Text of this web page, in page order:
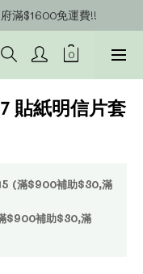
得購物金$20!!!
滿$1600免運費!!
得購物金$20!!!
貼紙明信片套
(滿$900補助$30,滿
$900補助$30,滿